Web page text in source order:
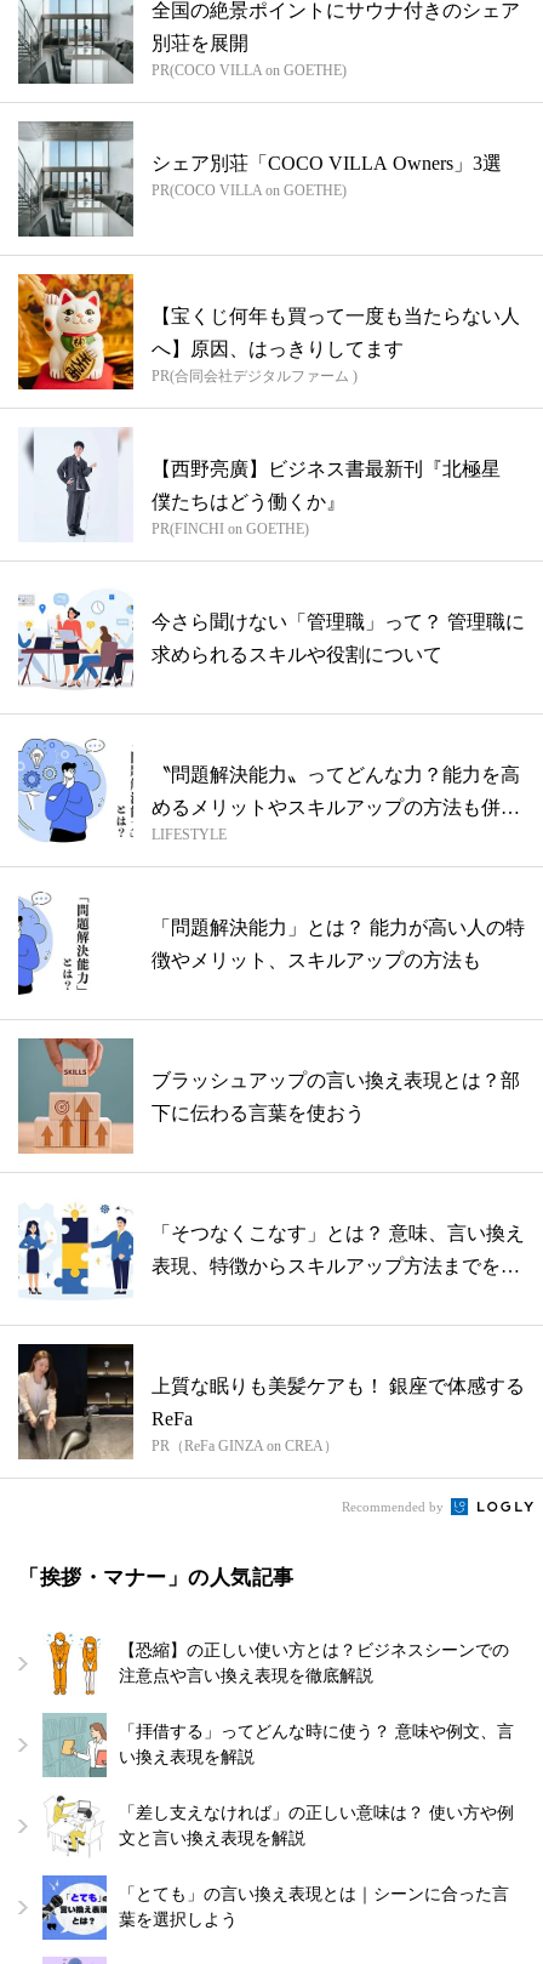
全国の絶景ポイントにサウナ付きのシェア
別荘を展開
PR(COCO VILLA on GOETHE)
シェア別荘「COCO VILLA Owners」3選
PR(COCO VILLA on GOETHE)
【宝くじ何年も買って一度も当たらない人
へ】原因、はっきりしてます
PR(合同会社デジタルファーム )
【西野亮廣】ビジネス書最新刊『北極星
僕たちはどう働くか』
PR(FINCHI on GOETHE)
今さら聞けない「管理職」って？ 管理職に
求められるスキルや役割について
〝問題解決能力〟ってどんな力？能力を高
めるメリットやスキルアップの方法も併せ
てご...
LIFESTYLE
「問題解決能力」とは？ 能力が高い人の特
徴やメリット、スキルアップの方法も
ブラッシュアップの言い換え表現とは？部
下に伝わる言葉を使おう
「そつなくこなす」とは？ 意味、言い換え
表現、特徴からスキルアップ方法までを解
上質な眠りも美髪ケアも！ 銀座で体感する
ReFa
PR（ReFa GINZA on CREA）
Recommended by
「挨拶・マナー」の人気記事
【恐縮】の正しい使い方とは？ビジネスシーンでの
注意点や言い換え表現を徹底解説
「拝借する」ってどんな時に使う？ 意味や例文、言
い換え表現を解説
「差し支えなければ」の正しい意味は？ 使い方や例
文と言い換え表現を解説
「とても」の言い換え表現とは｜シーンに合った言
葉を選択しよう